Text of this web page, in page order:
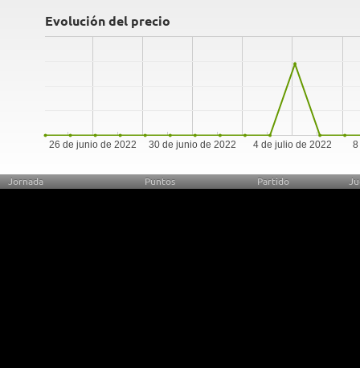
Evolución del precio
26 de junio de 2022 30 de junio de 2022 4 de julio de 2022
Jornada Puntos Partido